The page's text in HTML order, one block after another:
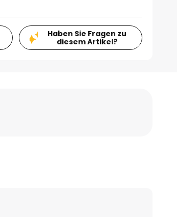
Haben Sie Fragen zu
diesem Artikel?